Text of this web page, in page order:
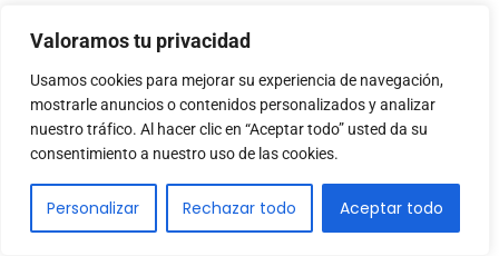
Valoramos tu privacidad
Usamos cookies para mejorar su experiencia de navegación,
mostrarle anuncios o contenidos personalizados y analizar
nuestro tráfico. Al hacer clic en “Aceptar todo” usted da su
consentimiento a nuestro uso de las cookies.
Personalizar Rechazar todo Aceptar todo
obsoleta? ¿No creen que la tecnología FPGA es el futuro?
Responder
Daniela Barrero
23/01/2025 a las 09:13